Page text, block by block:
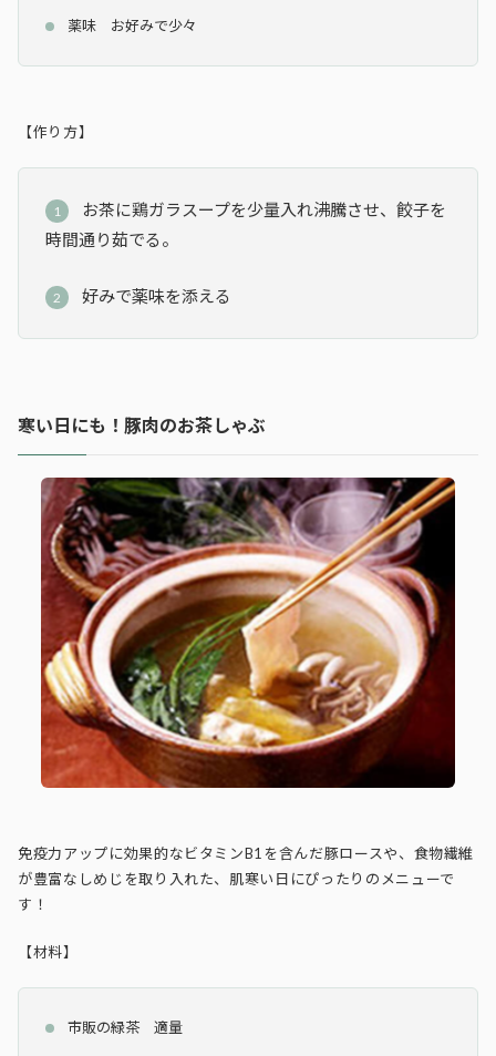
薬味 お好みで少々
【作り方】
お茶に鶏ガラスープを少量入れ沸騰させ、餃子を
時間通り茹でる。
好みで薬味を添える
寒い日にも！豚肉のお茶しゃぶ
免疫力アップに効果的なビタミンB1を含んだ豚ロースや、食物繊維
が豊富なしめじを取り入れた、肌寒い日にぴったりのメニューで
す！
【材料】
市販の緑茶 適量